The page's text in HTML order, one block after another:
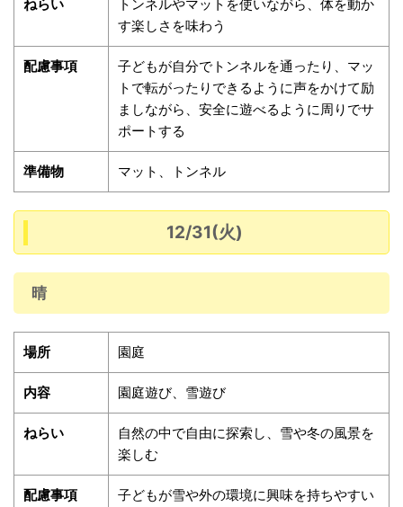
ねらい
トンネルやマットを使いながら、体を動か
す楽しさを味わう
配慮事項
子どもが自分でトンネルを通ったり、マッ
トで転がったりできるように声をかけて励
ましながら、安全に遊べるように周りでサ
ポートする
準備物 マット、トンネル
12/31(火)
晴
場所 園庭
内容 園庭遊び、雪遊び
ねらい
自然の中で自由に探索し、雪や冬の風景を
楽しむ
配慮事項
子どもが雪や外の環境に興味を持ちやすい